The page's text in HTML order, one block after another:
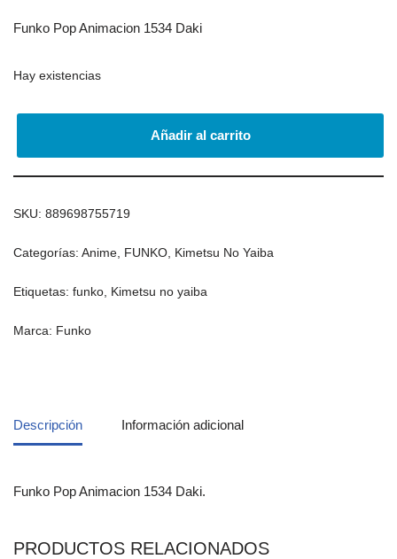
Funko Pop Animacion 1534 Daki
Hay existencias
Añadir al carrito
SKU: 889698755719
Categorías: Anime FUNKO Kimetsu No Yaiba
Etiquetas: funko Kimetsu no yaiba
Marca: Funko
Descripción Información adicional
Funko Pop Animacion 1534 Daki.
PRODUCTOS RELACIONADOS